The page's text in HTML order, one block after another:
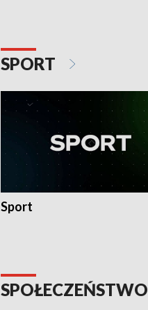
SPORT
Sport
SPOŁECZEŃSTWO